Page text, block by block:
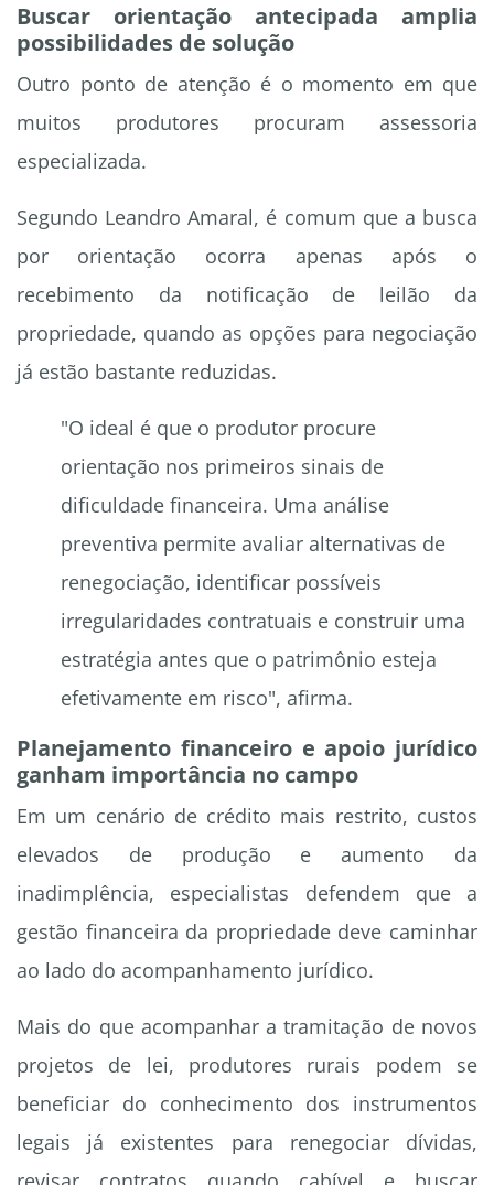
Buscar orientação antecipada amplia
possibilidades de solução
Outro ponto de atenção é o momento em que
muitos produtores procuram assessoria
especializada.
Segundo Leandro Amaral, é comum que a busca
por orientação ocorra apenas após o
recebimento da notificação de leilão da
propriedade, quando as opções para negociação
já estão bastante reduzidas.
"O ideal é que o produtor procure
orientação nos primeiros sinais de
dificuldade financeira. Uma análise
preventiva permite avaliar alternativas de
renegociação, identificar possíveis
irregularidades contratuais e construir uma
estratégia antes que o patrimônio esteja
efetivamente em risco", afirma.
Planejamento financeiro e apoio jurídico
ganham importância no campo
Em um cenário de crédito mais restrito, custos
elevados de produção e aumento da
inadimplência, especialistas defendem que a
gestão financeira da propriedade deve caminhar
ao lado do acompanhamento jurídico.
Mais do que acompanhar a tramitação de novos
projetos de lei, produtores rurais podem se
beneficiar do conhecimento dos instrumentos
legais já existentes para renegociar dívidas,